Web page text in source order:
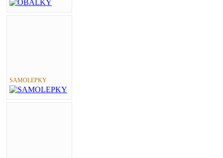
SAMOLEPKY